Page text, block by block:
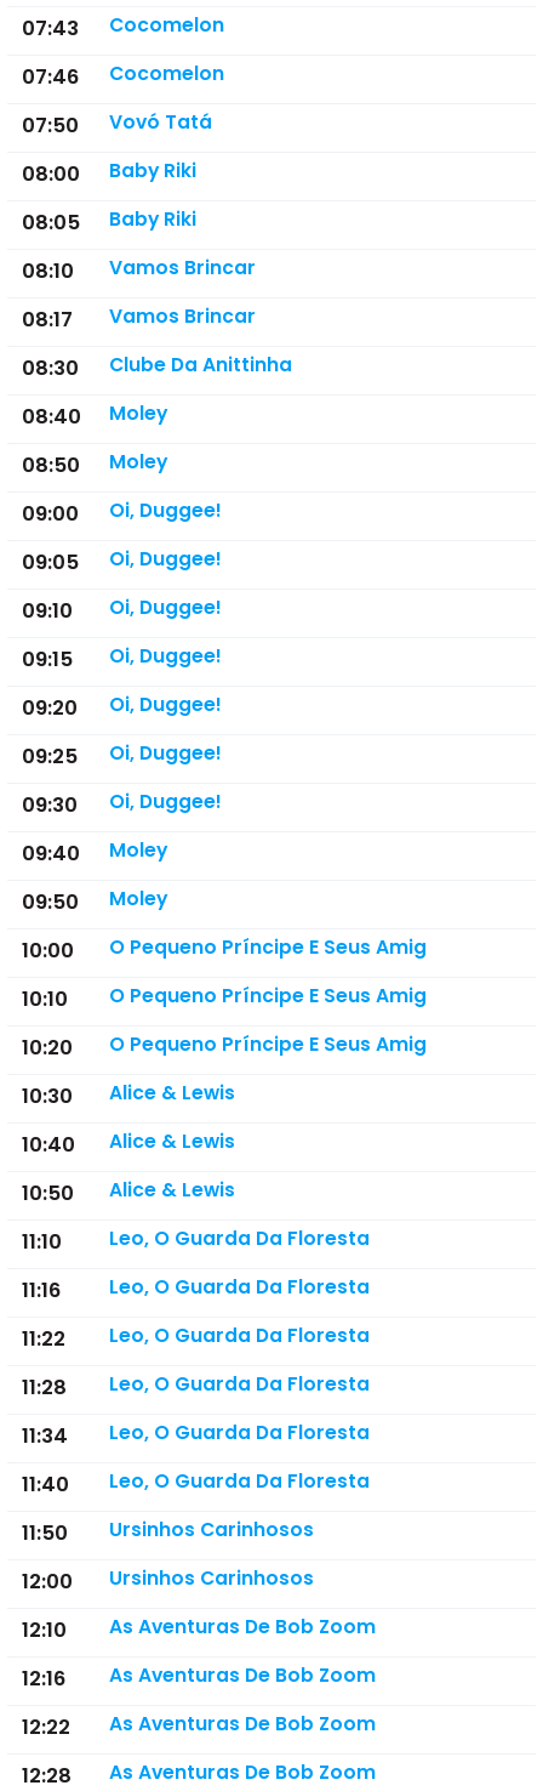
07:43 Cocomelon
07:46 Cocomelon
07:50 Vovó Tatá
08:00 Baby Riki
08:05 Baby Riki
08:10 Vamos Brincar
08:17 Vamos Brincar
08:30 Clube Da Anittinha
08:40 Moley
08:50 Moley
09:00 Oi, Duggee!
09:05 Oi, Duggee!
09:10 Oi, Duggee!
09:15 Oi, Duggee!
09:20 Oi, Duggee!
09:25 Oi, Duggee!
09:30 Oi, Duggee!
09:40 Moley
09:50 Moley
10:00 O Pequeno Príncipe E Seus Amig
10:10 O Pequeno Príncipe E Seus Amig
10:20 O Pequeno Príncipe E Seus Amig
10:30 Alice & Lewis
10:40 Alice & Lewis
10:50 Alice & Lewis
11:10 Leo, O Guarda Da Floresta
11:16 Leo, O Guarda Da Floresta
11:22 Leo, O Guarda Da Floresta
11:28 Leo, O Guarda Da Floresta
11:34 Leo, O Guarda Da Floresta
11:40 Leo, O Guarda Da Floresta
11:50 Ursinhos Carinhosos
12:00 Ursinhos Carinhosos
12:10 As Aventuras De Bob Zoom
12:16 As Aventuras De Bob Zoom
12:22 As Aventuras De Bob Zoom
12:28 As Aventuras De Bob Zoom